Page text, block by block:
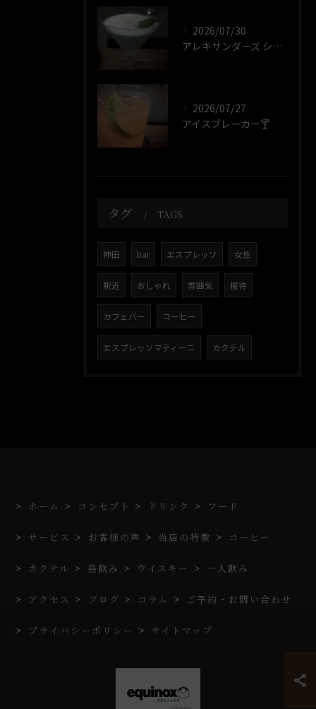
2026/07/30
アレキサンダーズ シスター🍸️
2026/07/27
アイスブレーカー🍸️
タグ TAGS
神田 bar エスプレッソ 女性
駅近 おしゃれ 雰囲気 接待
カフェバー コーヒー
エスプレッソマティーニ カクテル
ホーム コンセプト ドリンク フード
サービス お客様の声 当店の特徴 コーヒー
カクテル 昼飲み ウイスキー 一人飲み
アクセス ブログ コラム ご予約・お問い合わせ
プライバシーポリシー サイトマップ